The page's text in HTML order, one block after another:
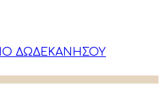
ΔΩΔΕΚΑΝΗΣΟΥ